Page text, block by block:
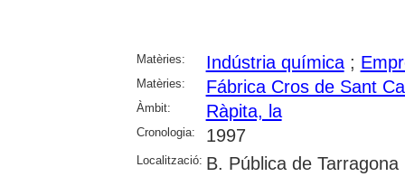
Matèries: Indústria química;
Matèries: Fábrica Cros de Sant
Àmbit: Ràpita, la
Cronologia: 1997
Localització: B. Pública de Tarragona